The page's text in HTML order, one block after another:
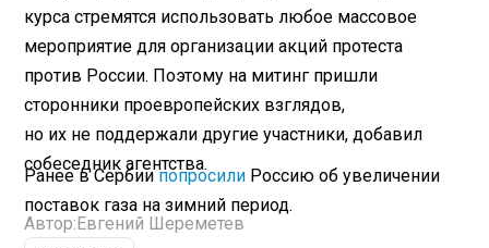
курса стремятся использовать любое массовое
мероприятие для организации акций протеста
против России. Поэтому на митинг пришли
сторонники проевропейских взглядов,
но их не поддержали другие участники, добавил
собеседник агентства.
Ранее в Сербиипопросили Россию об увеличении
поставок газа на зимний период.
Автор:Евгений Шереметев